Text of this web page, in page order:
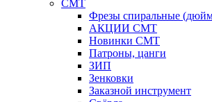
CMT
Фрезы спиральные
АКЦИИ СМТ
Новинки CMT
Патроны, цанги
ЗИП
Зенковки
Заказной инструмент